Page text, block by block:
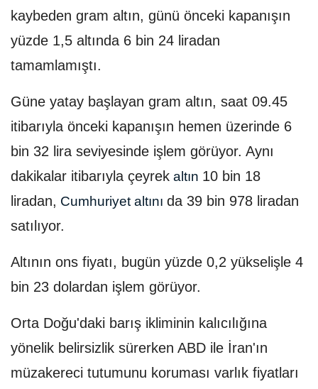
kaybeden gram altın, günü önceki kapanışın
yüzde 1,5 altında 6 bin 24 liradan
tamamlamıştı.
Güne yatay başlayan gram altın, saat 09.45
itibarıyla önceki kapanışın hemen üzerinde 6
bin 32 lira seviyesinde işlem görüyor. Aynı
dakikalar itibarıyla çeyrek altın 10 bin 18
liradan, Cumhuriyet altını da 39 bin 978 liradan
satılıyor.
Altının ons fiyatı, bugün yüzde 0,2 yükselişle 4
bin 23 dolardan işlem görüyor.
Orta Doğu'daki barış ikliminin kalıcılığına
yönelik belirsizlik sürerken ABD ile İran'ın
müzakereci tutumunu koruması varlık fiyatları